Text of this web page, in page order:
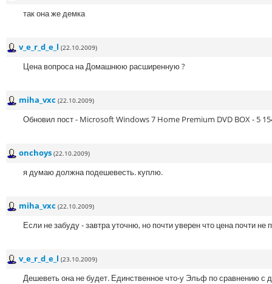
так она же демка
v_e_r_d_e_l (22.10.2009)
Цена вопроса на Домашнюю расширенную ?
miha_vxc (22.10.2009)
Обновил пост - Microsoft Windows 7 Home Premium DVD BOX - 5
onchoys (22.10.2009)
я думаю должна подешевесть. куплю.
miha_vxc (22.10.2009)
Если не забуду - завтра уточню, но почти уверен что цена почти не
v_e_r_d_e_l (23.10.2009)
Дешеветь она не будет. Единственное что-у Эльф по сравнению с